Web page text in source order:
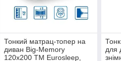
Тонкий матрац-топер на
диван Big-Memory
120х200 ТМ Eurosleep,
для